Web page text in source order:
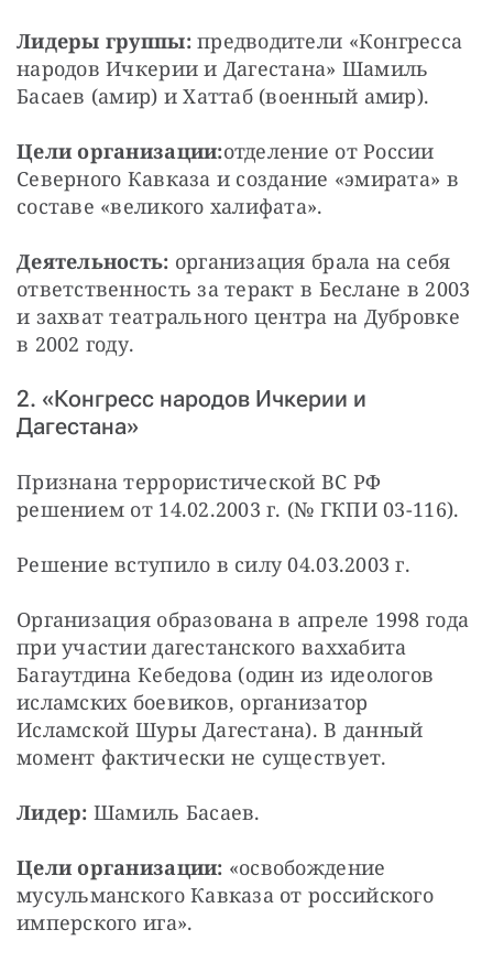
Лидеры группы: предводители «Конгресса
народов Ичкерии и Дагестана» Шамиль
Басаев (амир) и Хаттаб (военный амир).
Цели организации:отделение от России
Северного Кавказа и создание «эмирата» в
составе «великого халифата».
Деятельность: организация брала на себя
ответственность за теракт в Беслане в 2003
и захват театрального центра на Дубровке
в 2002 году.
2. «Конгресс народов Ичкерии и
Дагестана»
Признана террористической ВС РФ
решением от 14.02.2003 г. (№ ГКПИ 03-116).
Решение вступило в силу 04.03.2003 г.
Организация образована в апреле 1998 года
при участии дагестанского ваххабита
Багаутдина Кебедова (один из идеологов
исламских боевиков, организатор
Исламской Шуры Дагестана). В данный
момент фактически не существует.
Лидер: Шамиль Басаев.
Цели организации: «освобождение
мусульманского Кавказа от российского
имперского ига».